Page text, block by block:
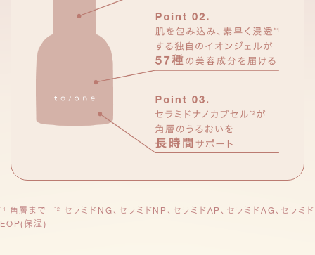
*1 角層まで *2
セラミドNG、セラミドNP、セラミドAP、セラミドAG、セラミド
EOP(保湿)